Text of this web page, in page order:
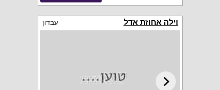
וילה אחוזת אדל עבדון